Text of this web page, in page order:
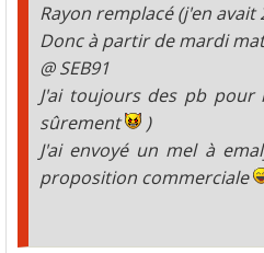
Rayon remplacé (j'en avait
Donc à partir de mardi
@ SEB91
J'ai toujours des pb pour
sûrement
)
J'ai envoyé un mel à
proposition commerciale